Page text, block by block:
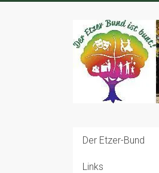
Der Etzer-Bund
Links